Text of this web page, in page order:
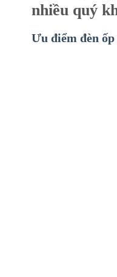
nhiều quý
Ưu điểm đèn